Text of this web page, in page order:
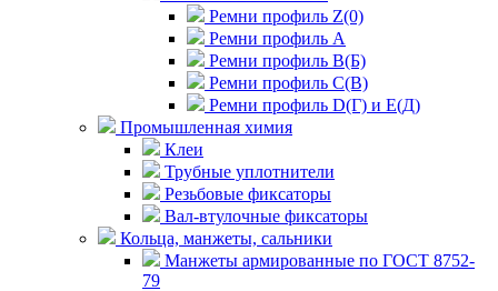
Ремни профиль Z(0)
Ремни профиль А
Ремни профиль В(Б)
Ремни профиль С(В)
Ремни профиль D(Г) и E(Д)
Промышленная химия
Клеи
Трубные уплотнители
Резьбовые фиксаторы
Вал-втулочные фиксаторы
Кольца, манжеты, сальники
Манжеты армированные по ГОСТ 8752-
79